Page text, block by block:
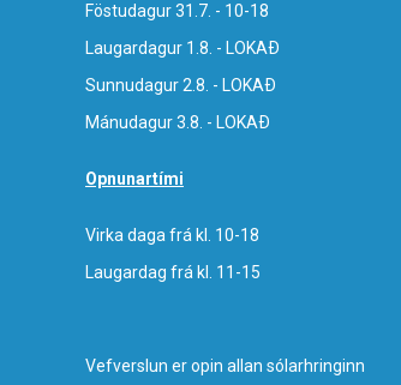
Föstudagur 31.7. - 10-18
Laugardagur 1.8. - LOKAÐ
Sunnudagur 2.8. - LOKAÐ
Mánudagur 3.8. - LOKAÐ
Opnunartími
Virka daga frá kl. 10-18
Laugardag frá kl. 11-15
Vefverslun er opin allan sólarhringinn